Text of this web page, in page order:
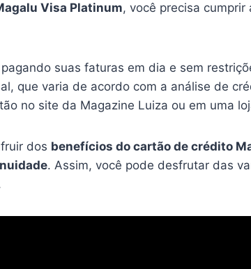
Visa Platinum, você precisa cumprir
suas faturas em dia e sem
que varia de acordo com a análise de
no site da Magazine Luiza ou em uma
dos benefícios do cartão de crédito
. Assim, você pode desfrutar das